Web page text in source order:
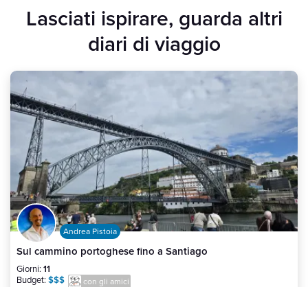
Lasciati ispirare, guarda altri
diari di viaggio
Andrea Pistoia
Sul cammino portoghese fino a Santiago
Giorni: 11
Budget: $$$ con gli amici